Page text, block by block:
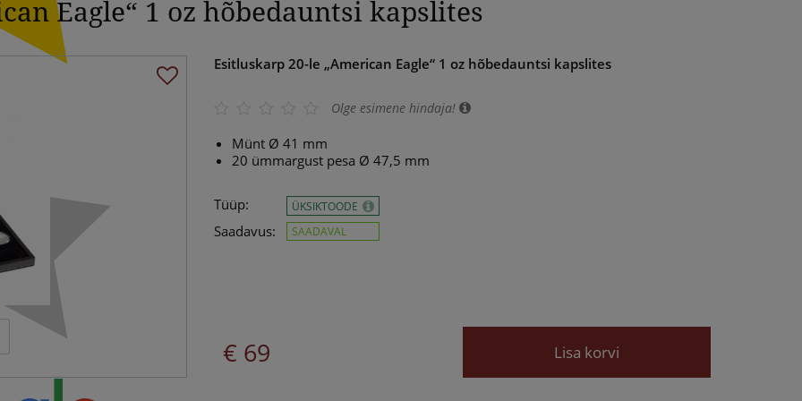
Eagle“ 1 oz hõbedauntsi kapslites
Esitluskarp 20-le „American Eagle“ 1 oz hõbedauntsi kapslites
Olge esimene hindaja!
Münt Ø 41 mm
20 ümmargust pesa Ø 47,5 mm
Tüüp:
Saadavus:
ÜKSIKTOODE
SAADAVAL
€ 69 Lisa korvi